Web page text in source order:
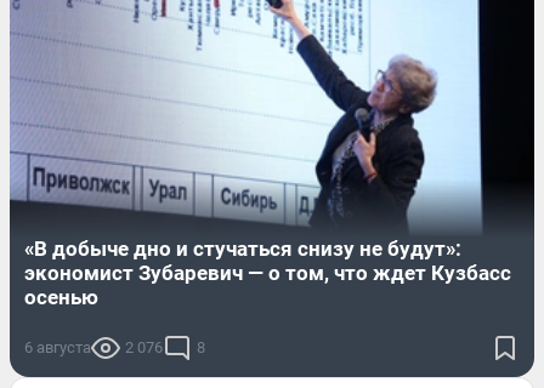
«В добыче дно и стучаться снизу не будут»:
экономист Зубаревич — о том, что ждет Кузбасс
осенью
6 августа 2 076 8